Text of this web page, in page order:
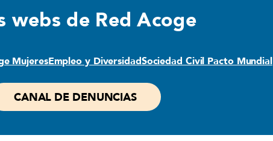
webs de Red Acoge
MujeresEmpleo y DiversidadSociedad Civil Pacto Mundial
CANAL DE DENUNCIAS